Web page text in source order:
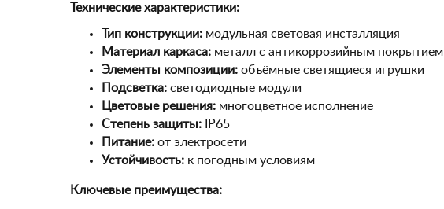
Технические характеристики:
Тип конструкции:модульная световая инсталляция
Материал каркаса:металл с антикоррозийным покрытием
Элементы композиции:объёмные светящиеся игрушки
Подсветка:светодиодные модули
Цветовые решения:многоцветное исполнение
Степень защиты:IP65
Питание:от электросети
Устойчивость:к погодным условиям
Ключевые преимущества: